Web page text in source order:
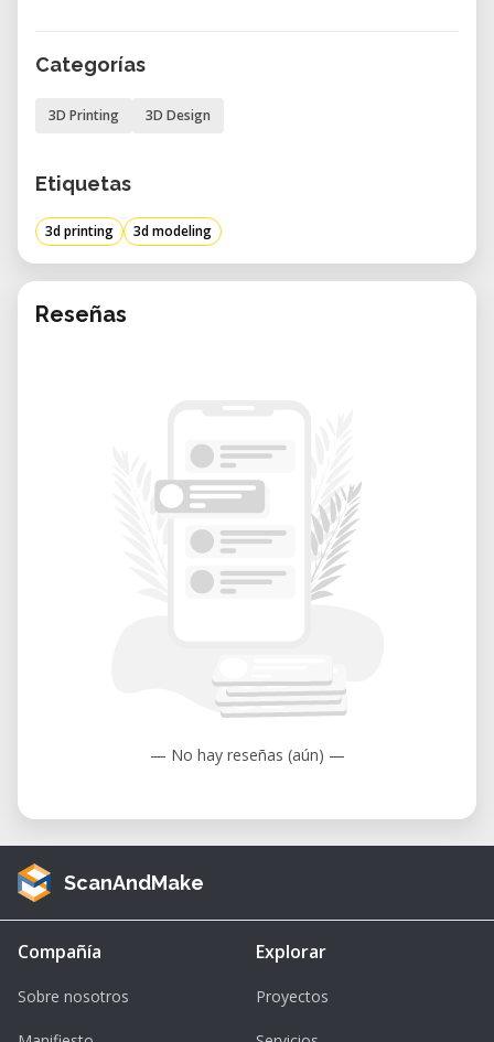
et gratuit
Découpe des fichiers avec Prusa Slicer
l’impression
• Paramétrage des supports et des
couches
Impression 3D avec Prusa Mini+
• Utilisation pratique des imprimantes du
Avec ces compétences, vous pourrez
ensuite venir lors des soirées
d’ouverture pour expérimenter
librement et progresser à votre rythme.
Informations pratiques
futur·es membres, formation gratuite
comprise dans la cotisation
• Inscription obligatoire : Envoyez un email à
info[at]fablab-riviera.ch avec votre prénom,
nom, email, nom de l’atelier et date
• Confirmation : Considérez-vous inscrit·e
Categorías
3D Printing 3D Design
Etiquetas
3d printing 3d modeling
Reseñas
— No hay reseñas (aún) —
ScanAndMake
Compañía
Sobre nosotros
Explorar
Proyectos